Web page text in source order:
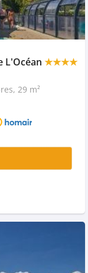
L'Océan ★★★★
29 m²